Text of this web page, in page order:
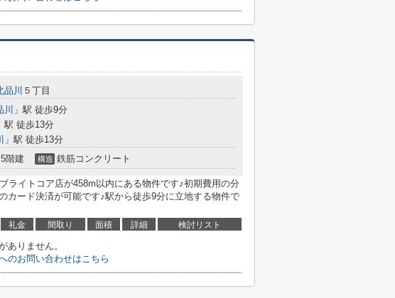
品川 ５丁目
川
」駅 徒歩9分
駅 徒歩13分
」駅 徒歩13分
5階建 構造 鉄筋コンクリート
ライトコア店が458m以内にある物件です♪初期費用の分
カード決済が可能です♪駅から徒歩9分に立地する物件で
礼金 間取り 面積 詳細 検討リスト
ありません。
のお問い合わせはこちら